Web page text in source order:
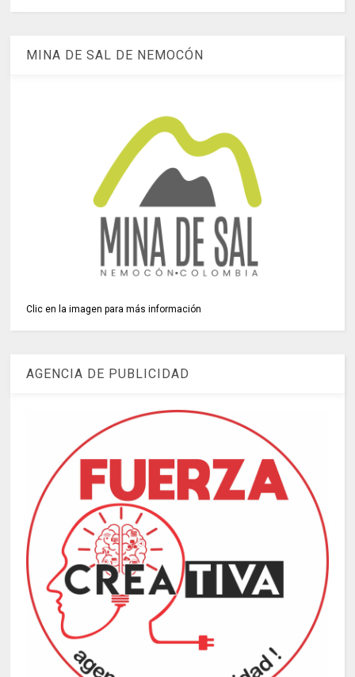
MINA DE SAL DE NEMOCÓN
Clic en la imagen para más información
AGENCIA DE PUBLICIDAD